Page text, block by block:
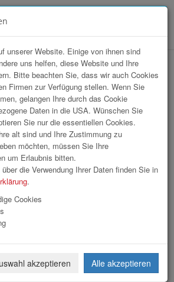
zu Gast bei Billa AG
unserer Website. Einige von ihnen sind
uns helfen, diese Website und Ihre
Bitte beachten Sie, dass wir auch Cookies
Firmen zur Verfügung stellen. Wenn Sie
gelangen Ihre durch das Cookie
Daten in die USA. Wünschen Sie
Sie nur die essentiellen Cookies.
alt sind und Ihre Zustimmung zu
möchten, müssen Sie Ihre
um Erlaubnis bitten.
die Verwendung Ihrer Daten finden Sie in
.
Cookies
akzeptieren Alle akzeptieren